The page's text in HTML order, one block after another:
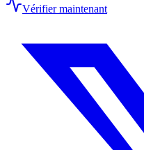
Vérifier maintenant